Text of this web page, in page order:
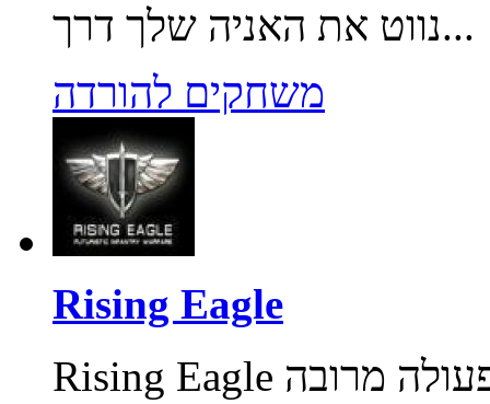
נווט את האניה שלך דרך...
משחקים להורדה
Rising Eagle